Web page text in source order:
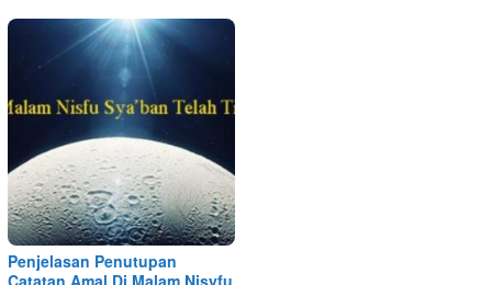
Penjelasan Penutupan
Catatan Amal Di Malam Nisyfu